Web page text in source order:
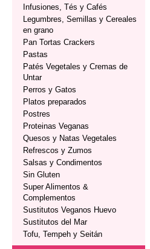
Infusiones, Tés y Cafés
Legumbres, Semillas y Cereales
en grano
Pan Tortas Crackers
Pastas
Patés Vegetales y Cremas de
Untar
Perros y Gatos
Platos preparados
Postres
Proteinas Veganas
Quesos y Natas Vegetales
Refrescos y Zumos
Salsas y Condimentos
Sin Gluten
Super Alimentos &
Complementos
Sustitutos Veganos Huevo
Sustitutos del Mar
Tofu, Tempeh y Seitán